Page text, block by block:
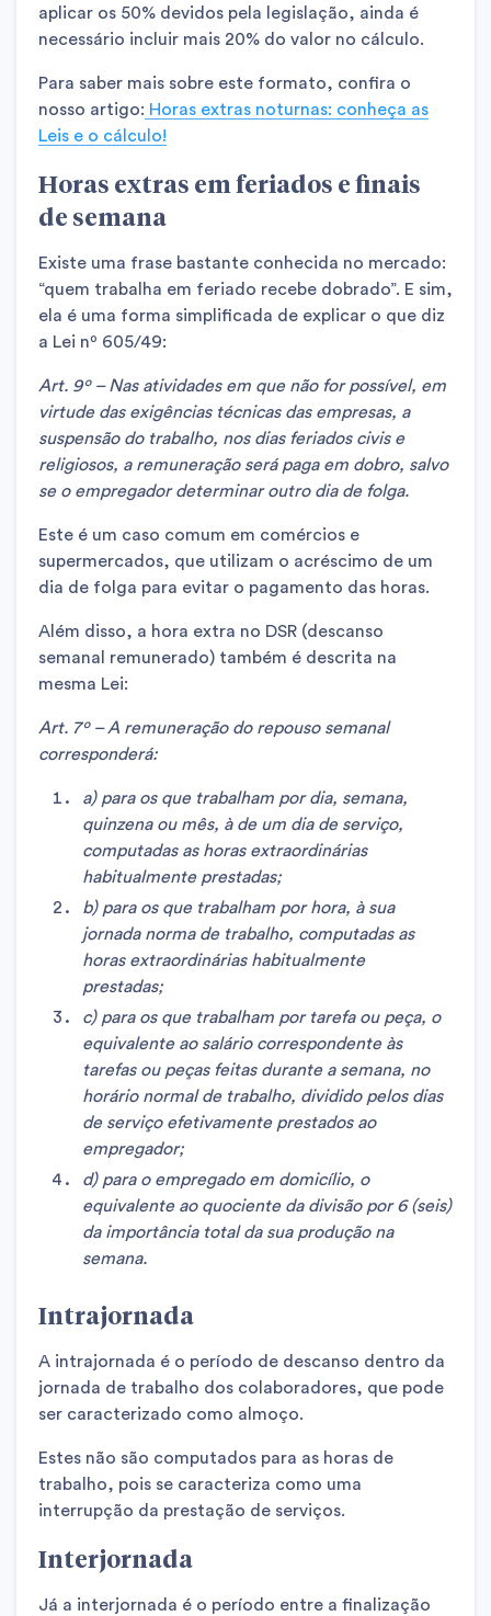
aplicar os 50% devidos pela legislação, ainda é
necessário incluir mais 20% do valor no cálculo.
Para saber mais sobre este formato, confira o
nosso artigo: Horas extras noturnas: conheça as
Leis e o cálculo!
Horas extras em feriados e finais
de semana
Existe uma frase bastante conhecida no mercado:
“quem trabalha em feriado recebe dobrado”. E sim,
ela é uma forma simplificada de explicar o que diz
a Lei nº 605/49:
Art. 9º – Nas atividades em que não for possível, em
virtude das exigências técnicas das empresas, a
suspensão do trabalho, nos dias feriados civis e
religiosos, a remuneração será paga em dobro, salvo
se o empregador determinar outro dia de folga.
Este é um caso comum em comércios e
supermercados, que utilizam o acréscimo de um
dia de folga para evitar o pagamento das horas.
Além disso, a hora extra no DSR (descanso
semanal remunerado) também é descrita na
mesma Lei:
Art. 7º – A remuneração do repouso semanal
corresponderá:
a) para os que trabalham por dia, semana,
quinzena ou mês, à de um dia de serviço,
computadas as horas extraordinárias
habitualmente prestadas;
b) para os que trabalham por hora, à sua
jornada norma de trabalho, computadas as
horas extraordinárias habitualmente
prestadas;
c) para os que trabalham por tarefa ou peça, o
equivalente ao salário correspondente às
tarefas ou peças feitas durante a semana, no
horário normal de trabalho, dividido pelos dias
de serviço efetivamente prestados ao
empregador;
d) para o empregado em domicílio, o
equivalente ao quociente da divisão por 6 (seis)
da importância total da sua produção na
semana.
Intrajornada
A intrajornada é o período de descanso dentro da
jornada de trabalho dos colaboradores, que pode
ser caracterizado como almoço.
Estes não são computados para as horas de
trabalho, pois se caracteriza como uma
interrupção da prestação de serviços.
Interjornada
Já a interjornada é o período entre a finalização